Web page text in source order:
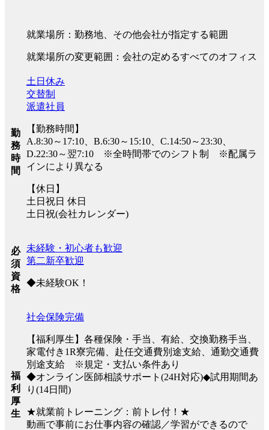
就業場所：勤務地、その他会社が指定する範囲
就業場所の変更範囲：会社の定めるすべてのオフィス
勤
務
時
間
土日休み
交替制
派遣社員
【勤務時間】
A.8:30～17:10、B.6:30～15:10、C.14:50～23:30、
D.22:30～翌7:10 ※全時間帯でのシフト制 ※配属ラ
インにより異なる
【休日】
土日祝日 休日
土日祝(会社カレンダー)
必
須
資
格
未経験・初心者も歓迎
第二新卒歓迎
◆未経験OK！
福
利
厚
生
社会保険完備
【福利厚生】各種保険・手当、有給、交換勤務手当、
家電付き1R寮完備、赴任交通費別途支給、通勤交通費
別途支給 ※規定・支払い条件あり
◆オンライン医師相談サポート(24H対応)◆試用期間あ
り(14日間)
★就業前トレーニング：前トレ付！★
動画で事前にお仕事内容の確認／学習ができるので